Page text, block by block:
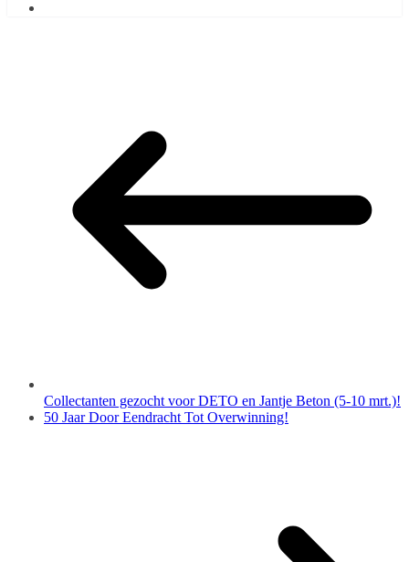
Collectanten gezocht voor DETO en Jantje Beton (5-10 mrt.)!
50 Jaar Door Eendracht Tot Overwinning!